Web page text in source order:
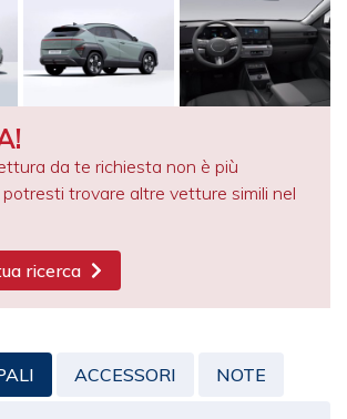
da te richiesta non è più
potresti trovare altre vetture simili nel
ricerca
ACCESSORI NOTE